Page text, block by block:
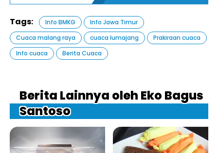
Tags: Info BMKG
Info Jawa Timur
Cuaca malang raya
cuaca lumajang
Prakiraan cuaca
Info cuaca
Berita Cuaca
Berita Lainnya oleh Eko Bagus
Santoso